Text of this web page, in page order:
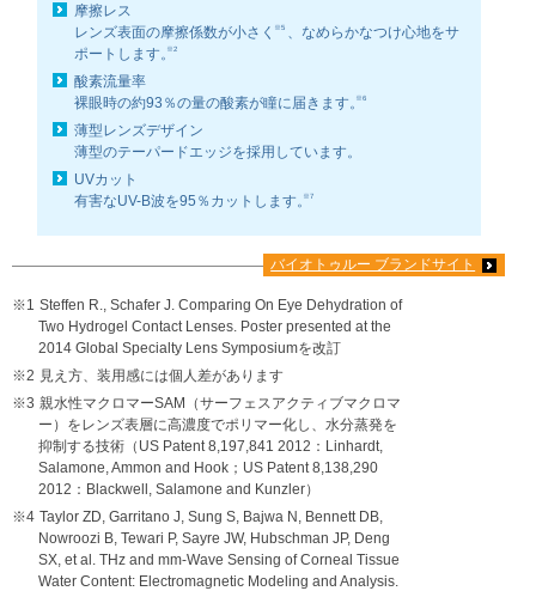
摩擦レス
レンズ表面の摩擦係数が小さく※5 、なめらかなつけ心地をサ
ポート します。
※2
酸素流量率
裸眼時の約93％の量の酸素が瞳に届きます。
※6
薄型レンズデザイン
薄型のテーパードエッジを採用しています。
UVカット
有害なUV-B波を95％カットします。
※7
バイオトゥルー ブランドサイト
※1 Steffen R., Schafer J. Comparing On Eye Dehydration of
Two Hydrogel Contact Lenses. Poster presented at the
2014 Global Specialty Lens Symposiumを改訂
※2 見え方、装用感には個人差があります
※3 親水性マクロマーSAM（サーフェスアクティブマクロマ
ー）をレンズ表層に高濃度でポリマー化し、水分蒸発を
抑制する技術（US Patent 8,197,841 2012：Linhardt,
Salamone, Ammon and Hook；US Patent 8,138,290
2012：Blackwell, Salamone and Kunzler）
※4 Taylor ZD, Garritano J, Sung S, Bajwa N, Bennett DB,
Nowroozi B, Tewari P, Sayre JW, Hubschman JP, Deng
SX, et al. THz and mm-Wave Sensing of Corneal Tissue
Water Content: Electromagnetic Modeling and Analysis.